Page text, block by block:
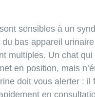
sensibles à un
bas appareil
multiples. Un chat qui
en position, mais
doit vous alerter : il
en